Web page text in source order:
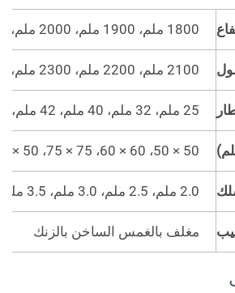
1800 ملم، 1900 ملم، 2000 ملم، 2100 ملم، 2200 ملم، 2300 ملم
2100 ملم، 2200 ملم، 2300 ملم، 2400 ملم، 2500 ملم، 3000 ملم
50 × 50، 60 × 60، 75 × 75، 50 × 150، 60 × 150، 75 × 150
2.0 ملم، 2.5 ملم، 3.0 ملم، 3.5 ملم، 4.0 ملم، 4.5 ملم، 5.0 ملم
مغلف بالغمس الساخن بالزنك